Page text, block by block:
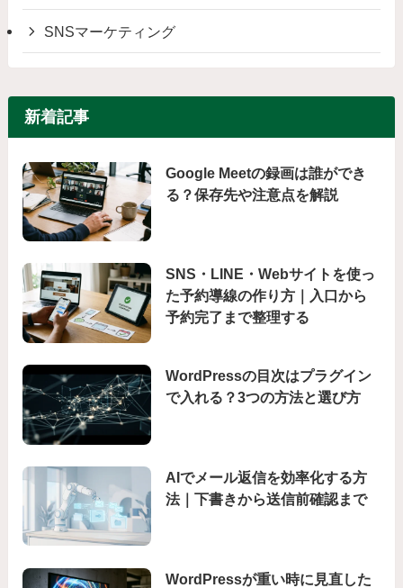
SNSマーケティング
新着記事
Google Meetの録画は誰ができ
る？保存先や注意点を解説
SNS・LINE・Webサイトを使っ
た予約導線の作り方｜入口から
予約完了まで整理する
WordPressの目次はプラグイン
で入れる？3つの方法と選び方
AIでメール返信を効率化する方
法｜下書きから送信前確認まで
WordPressが重い時に見直した